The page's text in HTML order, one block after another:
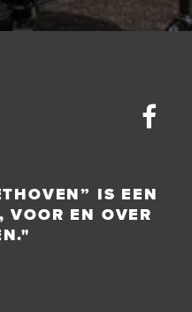
IS EEN
VOOR EN OVER